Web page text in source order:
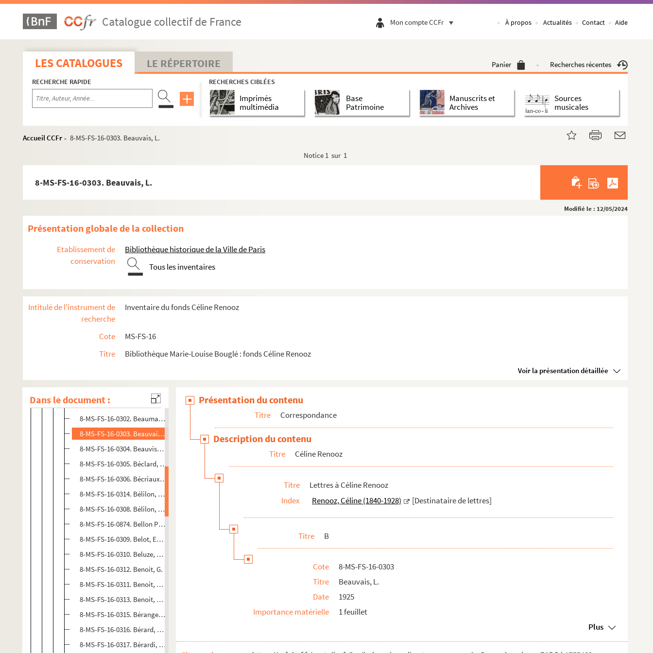
Catalogue collectif de France Mon compte CCFr À propos Actualités Contact Aide
LES CATALOGUES LE RÉPERTOIRE Panier Recherches récentes
RECHERCHE RAPIDE RECHERCHES CIBLÉES
Imprimés
multimédia
Base
Patrimoine
Manuscrits et
Archives
Sources
musicales
Accueil CCFr > 8-MS-FS-16-0303. Beauvais, L.
Notice 1 sur 1
8-MS-FS-16-0303. Beauvais, L.
Modifié le : 12/05/2024
Présentation globale de la collection
Etablissement de
conservation
Bibliothèque historique de la Ville de Paris
Tous les inventaires
Intitulé de l'instrument de
recherche
Inventaire du fonds Céline Renooz
Cote
MS-FS-16
Titre
Bibliothèque Marie-Louise Bouglé : fonds Céline Renooz
Voir la présentation détaillée
Dans le document :
Correspondance
Céline Renooz
Lettres de Céline Renooz
8-MS-FS-16-1245. Récépissés postaux
Lettres à Céline Renooz
A
8-MS-FS-16-0289. Ball, Y.
8-MS-FS-16-0291. Barodet, Désiré
4-MS-FS-16-0494. Barrau, Caroline de
8-MS-FS-16-0293. Barrère, Augustin
8-MS-FS-16-0295. Bastie, Jean
8-MS-FS-16-0296. Baubiet, Renée
8-MS-FS-16-0299. Bazinet, M.
4-MS-FS-16-0495. Beadon, Mary
8-MS-FS-16-0301. Beauchamp, Jeanne
8-MS-FS-16-0302. Beaumanoir, Marie
8-MS-FS-16-0303. Beauvais, L.
8-MS-FS-16-0304. Beauvisage, Monsieur
8-MS-FS-16-0305. Béclard, Jules
8-MS-FS-16-0306. Bécriaux, Ernest
8-MS-FS-16-0314. Bélilon, Camille
8-MS-FS-16-0308. Bélilon, Hyacinthe
8-MS-FS-16-0874. Bellon Poisson, P.M.
8-MS-FS-16-0309. Belot, Emile
8-MS-FS-16-0310. Beluze, Monsieur
8-MS-FS-16-0312. Benoit, G.
8-MS-FS-16-0311. Benoit, Madame Léon
8-MS-FS-16-0313. Benoit, Marguerite
8-MS-FS-16-0315. Béranger, Monsieur
8-MS-FS-16-0316. Bérard, Léa
8-MS-FS-16-0317. Bérardi, Gaston
Présentation du contenu
Titre Correspondance
Description du contenu
Titre Céline Renooz
Titre
Lettres à Céline Renooz
Index
Renooz, Céline (1840-1928) [Destinataire de lettres]
Titre B
Cote
8-MS-FS-16-0303
Titre
Beauvais, L.
Date
1925
Importance matérielle
1 feuillet
Plus